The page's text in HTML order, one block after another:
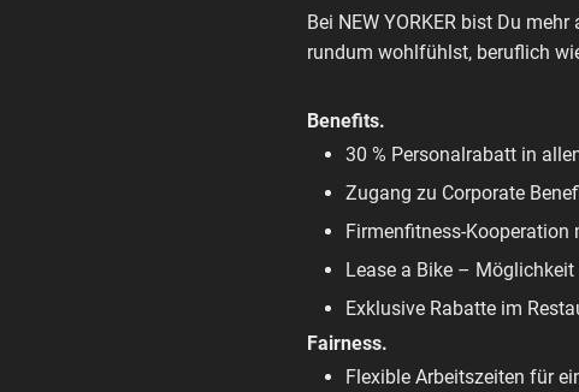
Bei NEW YORKER bist Du
rundum wohlfühlst, beruflich
Benefits.
30 % Personalrabatt in
Zugang zu Corporate
Firmenfitness-
Lease a Bike –
Exklusive Rabatte im
Fairness.
Flexible Arbeitszeiten für